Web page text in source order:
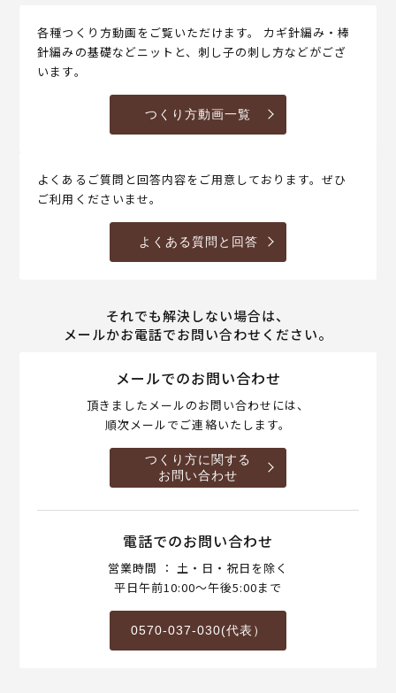
各種つくり方動画をご覧いただけます。 カギ針編み・棒
針編みの基礎などニットと、刺し子の刺し方などがござ
います。
つくり方動画一覧
よくあるご質問と回答内容をご用意しております。ぜひ
ご利用くださいませ。
よくある質問と回答
それでも解決しない場合は、
メールかお電話でお問い合わせください。
メールでのお問い合わせ
頂きましたメールのお問い合わせには、
順次メールでご連絡いたします。
つくり方に関する
お問い合わせ
電話でのお問い合わせ
営業時間 ： 土・日・祝日を除く
平日午前10:00～午後5:00まで
0570-037-030(代表）